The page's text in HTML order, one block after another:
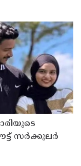
സർക്കുലർ